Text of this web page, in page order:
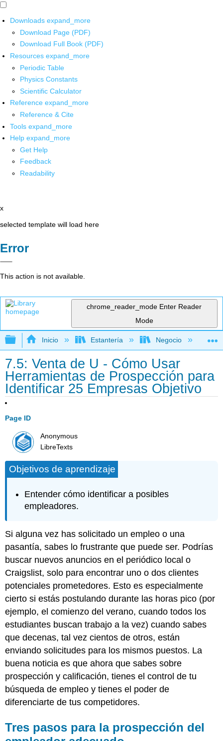
Downloads expand_more
Download Page (PDF)
Download Full Book (PDF)
Resources expand_more
Periodic Table
Physics Constants
Scientific Calculator
Reference expand_more
Reference & Cite
Tools expand_more
Help expand_more
Get Help
Feedback
Readability
x
selected template will load here
Error
This action is not available.
chrome_reader_mode Enter Reader
Mode
Expandir/contraer jerarquía global
Inicio Estantería Negocio
7.5: Venta de U - Cómo Usar
Herramientas de Prospección para
Identificar 25 Empresas Objetivo
Page ID
Anonymous
LibreTexts
Objetivos de aprendizaje
Entender cómo identificar a posibles
empleadores.
Si alguna vez has solicitado un empleo o una
pasantía, sabes lo frustrante que puede ser. Podrías
buscar nuevos anuncios en el periódico local o
Craigslist, solo para encontrar uno o dos clientes
potenciales prometedores. Esto es especialmente
cierto si estás postulando durante las horas pico (por
ejemplo, el comienzo del verano, cuando todos los
estudiantes buscan trabajo a la vez) cuando sabes
que decenas, tal vez cientos de otros, están
enviando solicitudes para los mismos puestos. La
buena noticia es que ahora que sabes sobre
prospección y calificación, tienes el control de tu
búsqueda de empleo y tienes el poder de
diferenciarte de tus competidores.
Tres pasos para la prospección del